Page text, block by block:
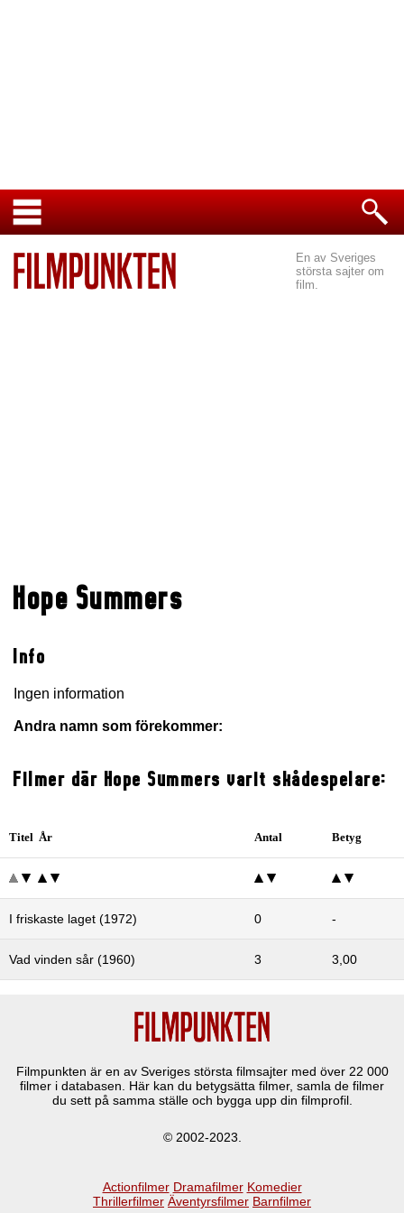
En av Sveriges
största sajter om
film.
Hope Summers
Info
Ingen information
Andra namn som förekommer:
Filmer där Hope Summers varit skådespelare:
Titel År Antal Betyg
I friskaste laget (1972) 0 -
Vad vinden sår (1960) 3 3,00
Filmpunkten är en av Sveriges största filmsajter med över 22 000
filmer i databasen. Här kan du betygsätta filmer, samla de filmer
du sett på samma ställe och bygga upp din filmprofil.
© 2002-2023.
Actionfilmer Dramafilmer Komedier
Thrillerfilmer Äventyrsfilmer Barnfilmer